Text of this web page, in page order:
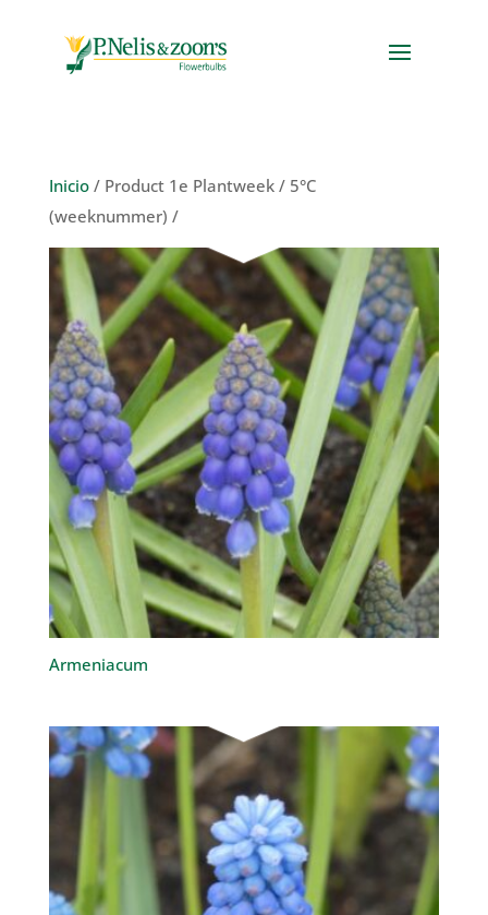
Inicio/ Product 1e Plantweek / 5°C
(weeknummer) /
Armeniacum